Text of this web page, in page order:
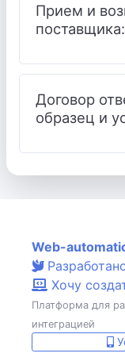
Прием и
Договор
образец и
Web-
Хочу
Платформа для
интеграцией